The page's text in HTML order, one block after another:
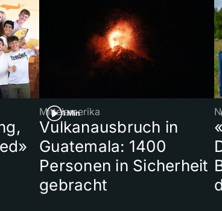
1 Min
Mittelamerika
Vulkanausbruch in
Guatemala: 1400
Personen in Sicherheit
gebracht